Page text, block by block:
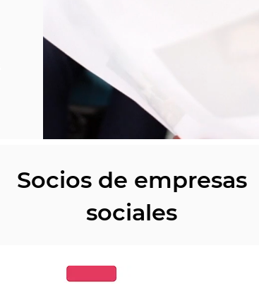
Socios de empresas
sociales